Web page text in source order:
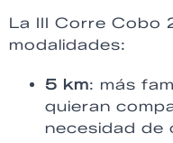
La III Corre
modalidades:
5 km: más
quieran
necesidad de